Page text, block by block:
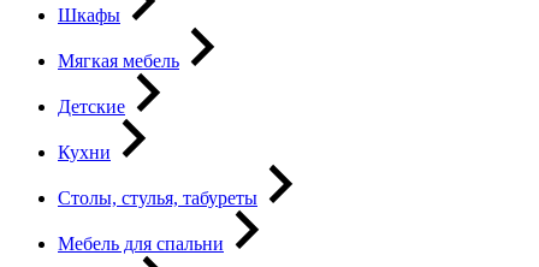
Шкафы
Мягкая мебель
Детские
Кухни
Столы, стулья, табуреты
Мебель для спальни